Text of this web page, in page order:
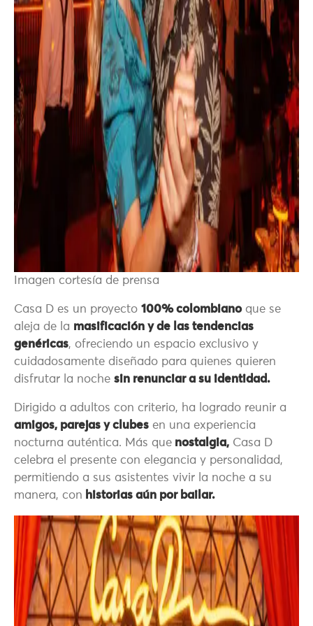
Imagen cortesía de prensa
Casa D es un proyecto 100% colombianoque se
aleja de la masificación y de las tendencias
genéricas, ofreciendo un espacio exclusivo y
cuidadosamente diseñado para quienes quieren
disfrutar la noche sin renunciar a su identidad.
Dirigido a adultos con criterio, ha logrado reunir a
amigos, parejas y clubes en una experiencia
nocturna auténtica. Más que nostalgia, Casa D
celebra el presente con elegancia y personalidad,
permitiendo a sus asistentes vivir la noche a su
manera, con historias aún por bailar.